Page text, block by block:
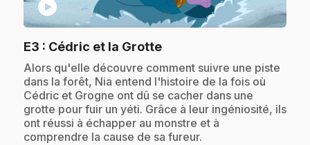
play_circle
E3 : Cédric et la Grotte.
.Alors qu'elle découvre comment suivre une piste
dans la forêt, Nia entend l'histoire de la fois où
Cédric et Grogne ont dû se cacher dans une
grotte pour fuir un yéti. Grâce à leur ingéniosité, ils
ont réussi à échapper au monstre et à
comprendre la cause de sa fureur.